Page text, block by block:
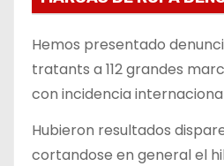
Hemos presentado
tratants a 112 grandes
con incidencia
Hubieron resultados
cortandose en general el